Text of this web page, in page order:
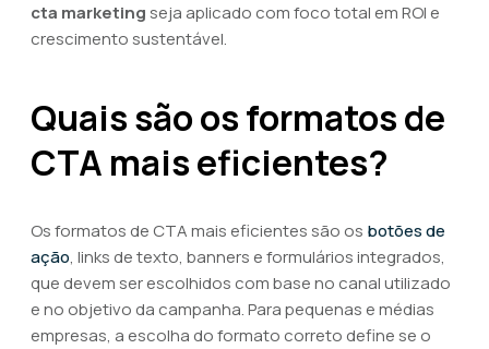
cta marketing seja aplicado com foco total em ROI e
crescimento sustentável.
Quais são os formatos de
CTA mais eficientes?
Os formatos de CTA mais eficientes são os botões de
ação, links de texto, banners e formulários integrados,
que devem ser escolhidos com base no canal utilizado
e no objetivo da campanha. Para pequenas e médias
empresas, a escolha do formato correto define se o